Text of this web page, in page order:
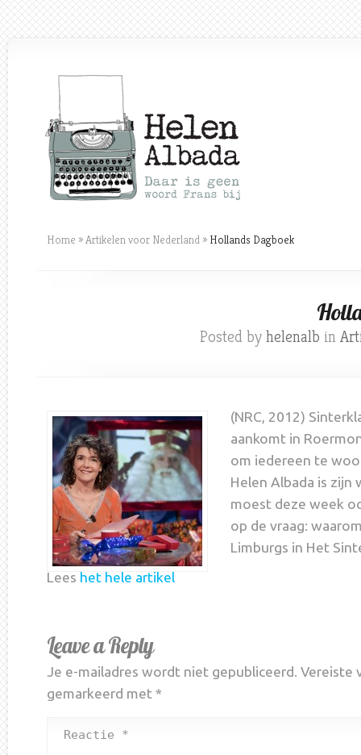
Home »Artikelen voor Nederland » Hollands Dagboek
Posted by helenalb in
(NRC, 2012)
aankomt in
om iedereen te
Helen Albada is zijn
moest deze week
op de vraag:
Limburgs in Het
Lees het hele artikel
Leave a Reply
Je e-mailadres wordt niet gepubliceerd. Vereiste
gemarkeerd met *